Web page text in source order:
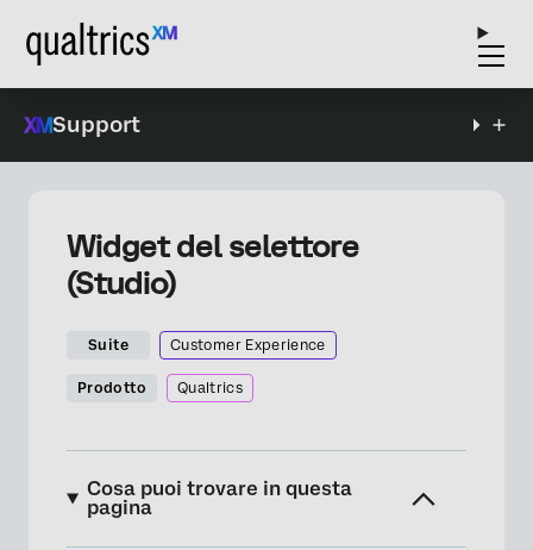
Support
Widget del selettore
(Studio)
Suite Customer Experience
Prodotto Qualtrics
Cosa puoi trovare in questa
pagina